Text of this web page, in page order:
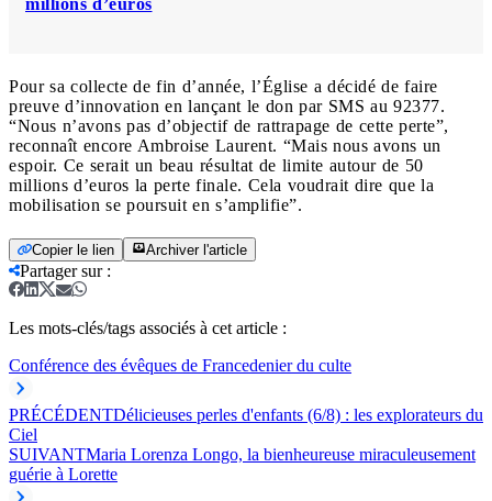
Pour sa collecte de fin d’année, l’Église a décidé de faire
preuve d’innovation en lançant le don par SMS au 92377.
“Nous n’avons pas d’objectif de rattrapage de cette perte”,
reconnaît encore Ambroise Laurent. “Mais nous avons un
espoir. Ce serait un beau résultat de limite autour de 50
millions d’euros la perte finale. Cela voudrait dire que la
mobilisation se poursuit en s’amplifie”.
Copier le lien Archiver l'article
Partager sur:
Les mots-clés/tags associés à cet article :
Conférence des évêques de Francedenier du culte
PRÉCÉDENTDélicieuses perles d'enfants (6/8) : les explorateurs du
Ciel
SUIVANTMaria Lorenza Longo, la bienheureuse miraculeusement
guérie à Lorette